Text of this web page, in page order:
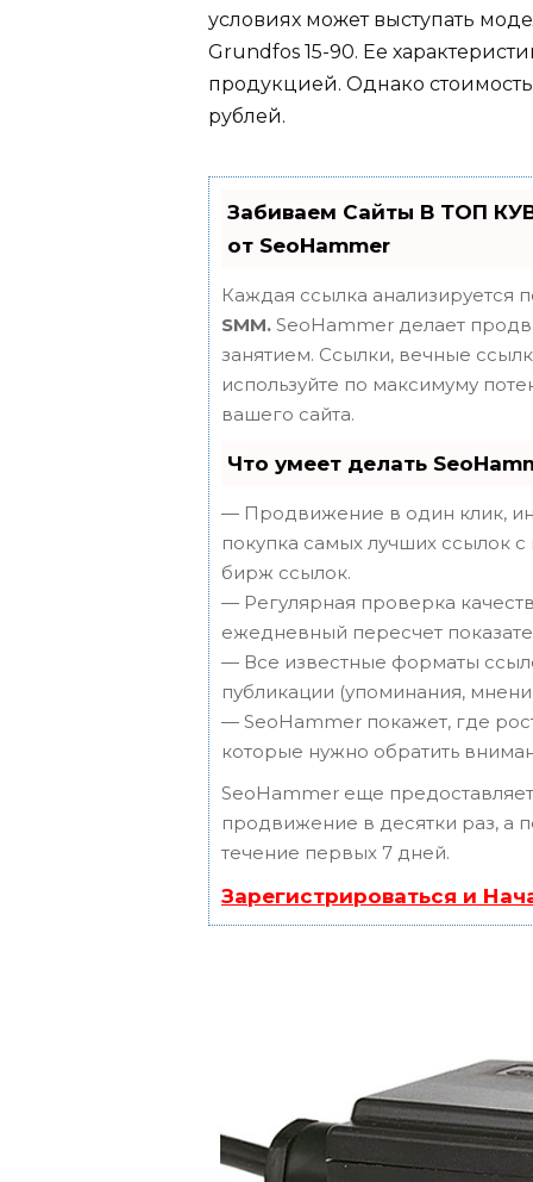
условиях может выступать
Grundfos 15-90. Ее
продукцией. Однако
рублей.
Забиваем Сайты В ТОП
от SeoHammer
Каждая ссылка анализируется
SMM. SeoHammer делает
занятием. Ссылки, вечные
используйте по максимуму
вашего сайта.
Что умеет делать
— Продвижение в один клик,
покупка самых лучших ссылок
бирж ссылок.
— Регулярная проверка
ежедневный пересчет
— Все известные форматы
публикации (упоминания,
— SeoHammer покажет, где
которые нужно обратить
SeoHammer еще
продвижение в десятки раз, а
течение первых 7 дней.
Зарегистрироваться и